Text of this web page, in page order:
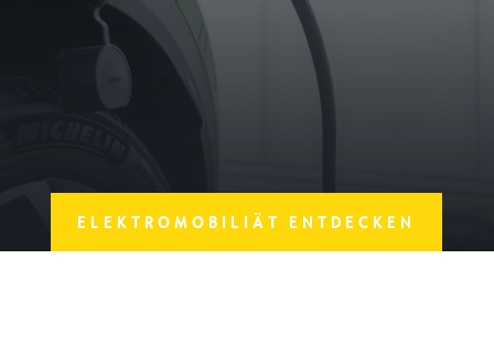
ELEKTROMOBILIÄT ENTDECKEN